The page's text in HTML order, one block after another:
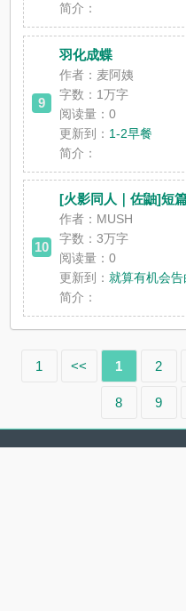
简介：
9
羽化成蝶
作者：麦阿姨
字数：1万字
阅读量：0
更新到： 1-2早餐
简介：
10
[火影同人｜佐鼬]短
作者：MUSH
字数：3万字
阅读量：0
更新到：就算有机会
简介：
1 << 1 2
8 9